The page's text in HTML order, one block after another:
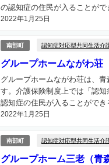
2022年1月25日
の認知症の住民が入ることが
南部町 認知症対応型共同生活介
グループホームながわ荘
2022年1月25日
グループホームながわ荘は、
す。介護保険制度上では「認
認知症の住民が入ることがで
南部町 認知症対応型共同生活介
グループホーム三老（青